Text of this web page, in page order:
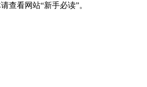
查看网站“新手必读”。